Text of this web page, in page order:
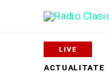
ACTUALITATE